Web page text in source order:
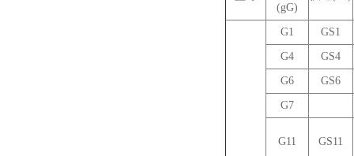
(gG)
G1 GS1
G4 GS4
G6 GS6
G7
G11 GS11